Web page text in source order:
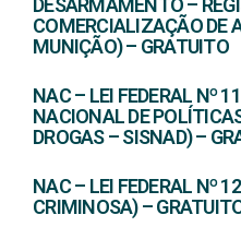
DESARMAMENTO –
COMERCIALIZAÇÃO DE
MUNIÇÃO) – GRATUITO
NAC – LEI FEDERAL Nº
NACIONAL DE
DROGAS – SISNAD) –
NAC – LEI FEDERAL Nº
CRIMINOSA) –